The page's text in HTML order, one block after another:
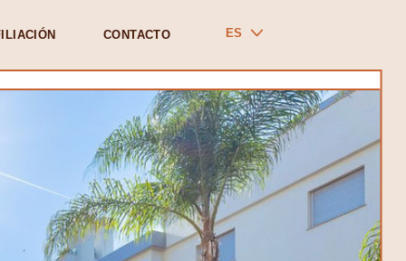
CONTACTO ES